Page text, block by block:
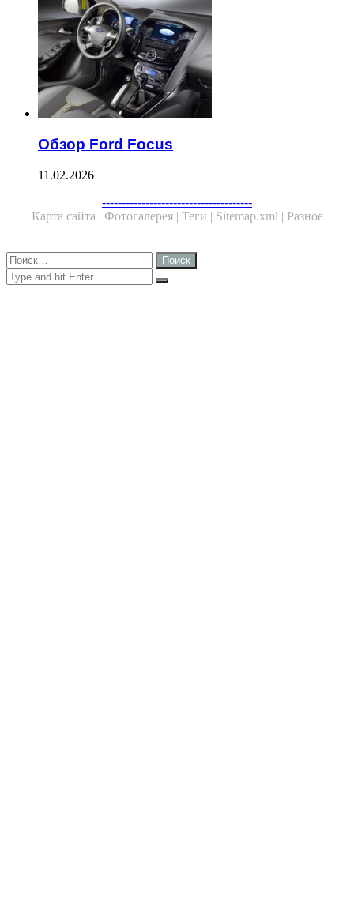
Обзор Ford Focus
11.02.2026
--------------------------------------
Карта сайта | Фотогалерея | Теги | Sitemap.xml | Разное
Close
Найти:
Close
Search